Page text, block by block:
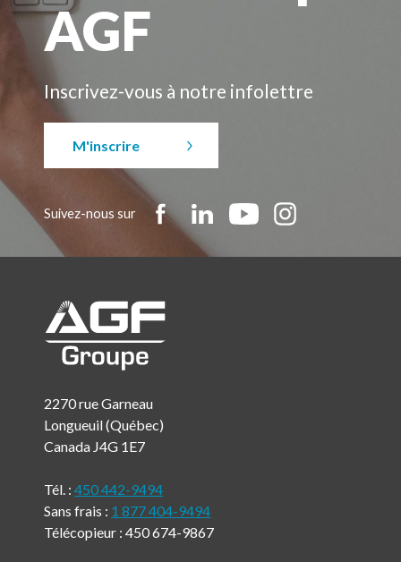
AGF
Inscrivez-vous à notre infolettre
M'inscrire
Suivez-nous sur
2270 rue Garneau
Longueuil (Québec)
Canada J4G 1E7
Tél. :450 442-9494
Sans frais : 1 877 404-9494
Télécopieur : 450 674-9867